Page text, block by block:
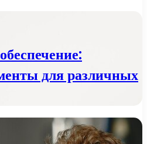
для различных